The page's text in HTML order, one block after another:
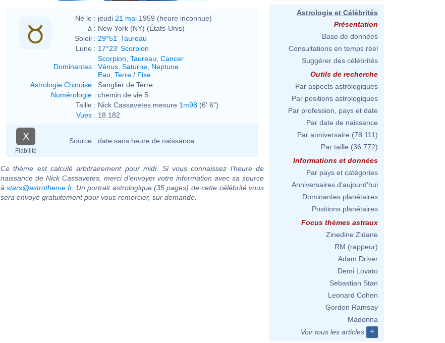
Né le : jeudi 21 mai 1959 (heure inconnue)
à : New York (NY) (États-Unis)
Soleil : 29°51' Taureau
Lune : 17°23' Scorpion
Dominantes :
Scorpion Taureau Cancer
Vénus Saturne Neptune
Eau Terre / Fixe
Astrologie Chinoise : Sanglier de Terre
Numérologie : chemin de vie 5
Taille : Nick Cassavetes mesure 1m98 (6' 6")
Vues : 18 182
X
Fiabilité
Source : date sans heure de naissance
Ce thème est calculé arbitrairement pour midi. Si vous connaissez l'heure de
naissance de Nick Cassavetes, merci d'envoyer votre information avec sa source
àstars@astrotheme.fr. Un portrait astrologique (35 pages) de cette célébrité vous
sera envoyé gratuitement pour vous remercier, sur demande.
Astrologie et Célébrités
Présentation
Base de données
Consultations en temps réel
Suggérer des célébrités
Outils de recherche
Par aspects astrologiques
Par positions astrologiques
Par profession, pays et date
Par date de naissance
Par anniversaire (78 111)
Par taille (36 772)
Informations et données
Par pays et catégories
Anniversaires d'aujourd'hui
Dominantes planétaires
Positions planétaires
Focus thèmes astraux
Zinedine Zidane
RM (rappeur)
Adam Driver
Demi Lovato
Sebastian Stan
Leonard Cohen
Gordon Ramsay
Madonna
Voir tous les articles
+